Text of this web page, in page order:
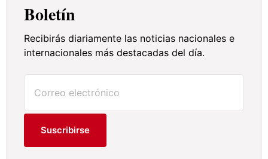
Boletín
Recibirás diariamente las noticias nacionales e
internacionales más destacadas del día.
Suscribirse